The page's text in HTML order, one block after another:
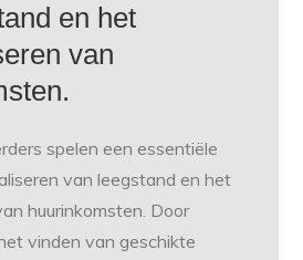
en het
van
spelen een essentiële
van leegstand en het
huurinkomsten. Door
vinden van geschikte